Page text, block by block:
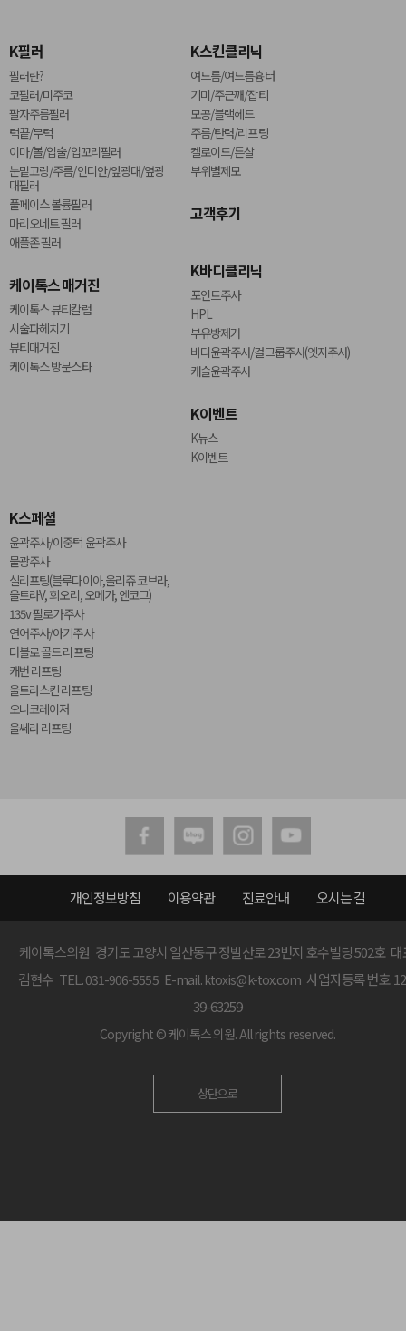
K필러
필러란?
코필러/미주코
팔자주름필러
턱끝/무턱
이마/볼/입술/입꼬리필러
눈밑고랑/주름/인디안/앞광대/옆광
대필러
풀페이스 볼륨필러
마리오네트 필러
애플존 필러
케이톡스 매거진
케이톡스 뷰티칼럼
시술파헤치기
뷰티매거진
케이톡스 방문스타
K스킨클리닉
여드름/여드름흉터
기미/주근깨/잡티
모공/블랙헤드
주름/탄력/리프팅
켈로이드/튼살
부위별제모
고객후기
K바디클리닉
포인트주사
HPL
부유방제거
바디윤곽주사/걸그룹주사(엣지주사)
캐슬윤곽주사
K이벤트
K뉴스
K이벤트
K스페셜
윤곽주사/이중턱 윤곽주사
물광주사
실리프팅(블루다이아,올리쥬 코브라,
울트라V, 회오리, 오메가, 엔코그)
135v 필로가주사
연어주사/아기주사
더블로 골드 리프팅
캐번 리프팅
울트라스킨 리프팅
오니코레이저
울쎄라 리프팅
개인정보방침 이용약관 진료안내 오시는 길
케이톡스의원 경기도 고양시 일산동구 정발산로 23번지 호수빌딩 502호 대
김현수 TEL.031-906-5555E-mail. ktoxis@k-tox.com 사업자등록번호.
39-63259
Copyright ©케이톡스 의원. All rights reserved.
상단으로